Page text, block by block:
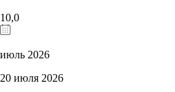
10,0
июль 2026
20 июля 2026